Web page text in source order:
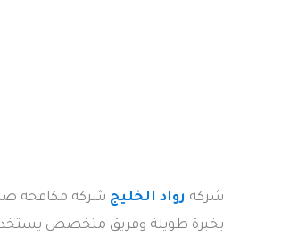
شركة رواد الخليج شركة مكافحة
بخبرة طويلة وفريق متخصص يستخدم